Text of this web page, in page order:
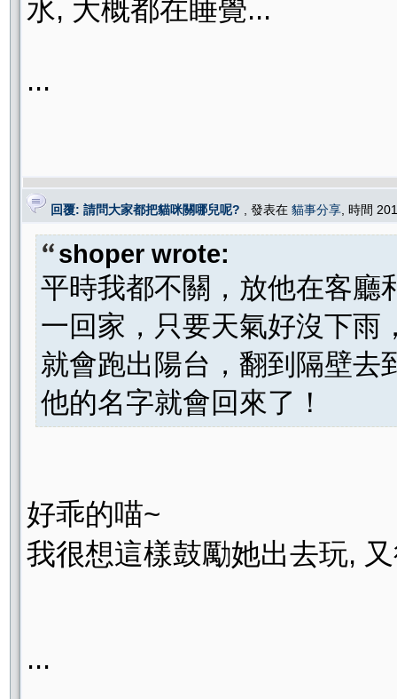
水, 大概都在睡覺...
...
回覆: 請問大家都把貓咪關哪兒呢? , 發表在 貓事分享 , 時間
shoper wrote:
平時我都不關，放他在客廳
一回家，只要天氣好沒下雨
就會跑出陽台，翻到隔壁去
他的名字就會回來了！
好乖的喵~
我很想這樣鼓勵她出去玩,
...